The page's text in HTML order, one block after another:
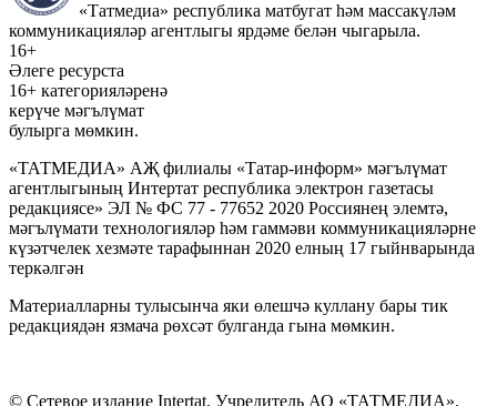
«Татмедиа» республика матбугат һәм массакүләм
коммуникацияләр агентлыгы ярдәме белән чыгарыла.
16+
Әлеге ресурста
16+ категорияләренә
керүче мәгълүмат
булырга мөмкин.
«ТАТМЕДИА» АҖ филиалы «Татар-информ» мәгълүмат
агентлыгының Интертат республика электрон газетасы
редакциясе» ЭЛ № ФС 77 - 77652 2020 Россиянең элемтә,
мәгълүмати технологияләр һәм гаммәви коммуникацияләрне
күзәтчелек хезмәте тарафыннан 2020 елның 17 гыйнварында
теркәлгән
Материалларны тулысынча яки өлешчә куллану бары тик
редакциядән язмача рөхсәт булганда гына мөмкин.
© Сетевое издание Intertat. Учредитель АО «ТАТМЕДИА».